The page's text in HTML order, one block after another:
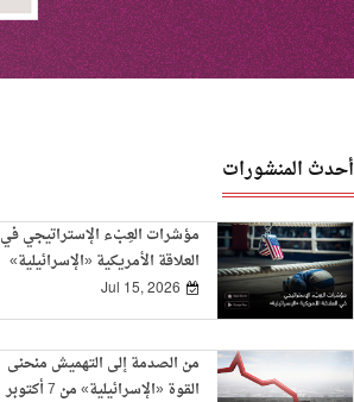
أحدث المنشورات
مؤشرات العِبْء الإستراتيجي في
العلاقة الأمريكية «الإسرائيلية»
Jul 15, 2026
من الصدمة إلى التهميش منحنى
القوة «الإسرائيلية» من 7 أكتوبر